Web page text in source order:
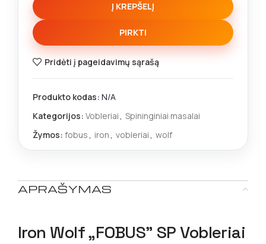
Į KREPŠELĮ
PIRKTI
Pridėti į pageidavimų sąrašą
Produkto kodas: N/A
Kategorijos: Vobleriai, Spininginiai masalai
Žymos: fobus, iron, vobleriai, wolf
APRAŠYMAS
Iron Wolf „FOBUS” SP Vobleriai